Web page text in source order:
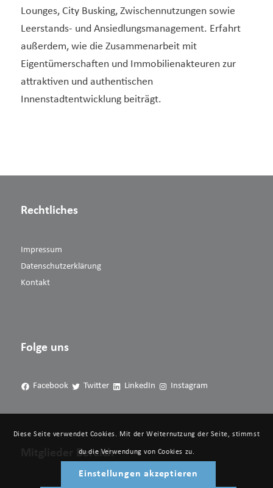
Lounges, City Busking, Zwischennutzungen sowie
Leerstands- und Ansiedlungsmanagement. Erfahrt
außerdem, wie die Zusammenarbeit mit
Eigentümerschaften und Immobilienakteuren zur
attraktiven und authentischen
Innenstadtentwicklung beiträgt.
Rechtliches
Impressum
Datenschutzerklärung
Kontakt
Folge uns
Facebook Twitter LinkedIn Instagram
Mitglieder Bereich
Diese Seite verwendet Cookies. Mit der Weiternutzung der Seite, stimmst
du die Verwendung von Cookies zu.
Einstellungen akzeptieren